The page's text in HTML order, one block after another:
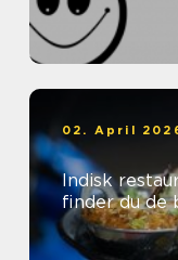
02. April
Indisk
finder du de